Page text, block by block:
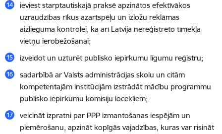
ieviest starptautiskajā praksē apzinātos efektīvākos
uzraudzības rīkus azartspēļu un izložu reklāmas
aizlieguma kontrolei, ka arī Latvijā nereģistrēto tīmekļa
vietņu ierobežošanai;
izveidot un uzturēt publisko iepirkumu līgumu reģistru;
sadarbībā ar Valsts administrācijas skolu un citām
kompetentajām institūcijām izstrādāt mācību programmu
publisko iepirkumu komisiju locekļiem;
veicināt izpratni par PPP izmantošanas iespējām un
piemērošanu, apzināt kopīgās vajadzības, kuras var risināt